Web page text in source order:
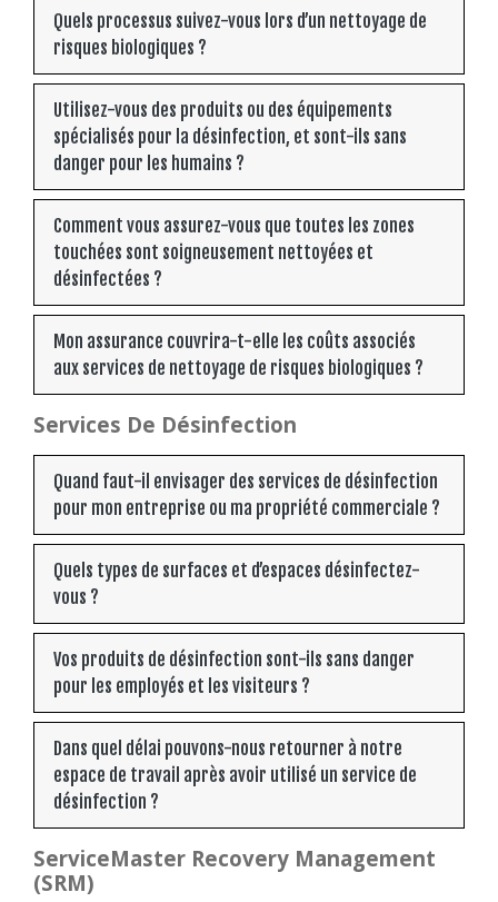
Quels processus suivez-vous lors d’un nettoyage de
risques biologiques ?
Utilisez-vous des produits ou des équipements
spécialisés pour la désinfection, et sont-ils sans
danger pour les humains ?
Comment vous assurez-vous que toutes les zones
touchées sont soigneusement nettoyées et
désinfectées ?
Mon assurance couvrira-t-elle les coûts associés
aux services de nettoyage de risques biologiques ?
Services De Désinfection
Quand faut-il envisager des services de désinfection
pour mon entreprise ou ma propriété commerciale ?
Quels types de surfaces et d’espaces désinfectez-
vous ?
Vos produits de désinfection sont-ils sans danger
pour les employés et les visiteurs ?
Dans quel délai pouvons-nous retourner à notre
espace de travail après avoir utilisé un service de
désinfection ?
ServiceMaster Recovery Management
(SRM)